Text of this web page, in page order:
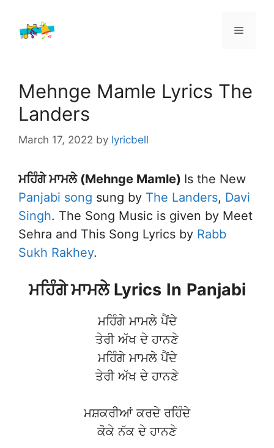
content
Menu
Mehnge Mamle Lyrics The
Landers
March 17, 2022 by lyricbell
ਮਹਿੰਗੇ ਮਾਮਲੇ (Mehnge Mamle) Is the New
Panjabi song sung by The Landers, Davi
Singh. The Song Music is given by Meet
Sehra and This Song Lyrics by Rabb
Sukh Rakhey.
ਮਹਿੰਗੇ ਮਾਮਲੇ Lyrics In Panjabi
ਮਹਿੰਗੇ ਮਾਮਲੇ ਪੈਂਦੇ
ਤੇਰੀ ਅੱਖ ਦੇ ਹਾਨਣੇ
ਮਹਿੰਗੇ ਮਾਮਲੇ ਪੈਂਦੇ
ਤੇਰੀ ਅੱਖ ਦੇ ਹਾਨਣੇ
ਮਸ਼ਕਰੀਆਂ ਕਰਦੇ ਰਹਿੰਦੇ
ਕੋਕੇ ਨੱਕ ਦੇ ਹਾਨਣੇ